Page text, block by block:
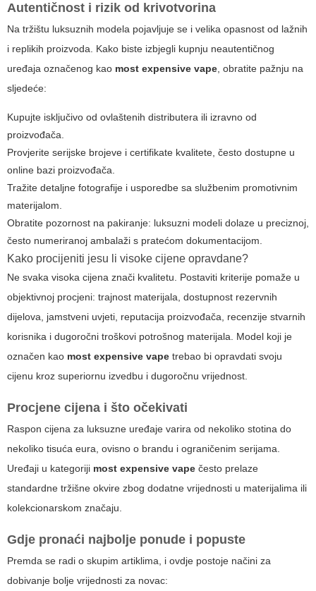
Autentičnost i rizik od krivotvorina
Na tržištu luksuznih modela pojavljuje se i velika opasnost od lažnih
i replikih proizvoda. Kako biste izbjegli kupnju neautentičnog
uređaja označenog kao most expensive vape, obratite pažnju na
sljedeće:
Kupujte isključivo od ovlaštenih distributera ili izravno od
proizvođača.
Provjerite serijske brojeve i certifikate kvalitete, često dostupne u
online bazi proizvođača.
Tražite detaljne fotografije i usporedbe sa službenim promotivnim
materijalom.
Obratite pozornost na pakiranje: luksuzni modeli dolaze u preciznoj,
često numeriranoj ambalaži s pratećom dokumentacijom.
Kako procijeniti jesu li visoke cijene opravdane?
Ne svaka visoka cijena znači kvalitetu. Postaviti kriterije pomaže u
objektivnoj procjeni: trajnost materijala, dostupnost rezervnih
dijelova, jamstveni uvjeti, reputacija proizvođača, recenzije stvarnih
korisnika i dugoročni troškovi potrošnog materijala. Model koji je
označen kao most expensive vape trebao bi opravdati svoju
cijenu kroz superiornu izvedbu i dugoročnu vrijednost.
Procjene cijena i što očekivati
Raspon cijena za luksuzne uređaje varira od nekoliko stotina do
nekoliko tisuća eura, ovisno o brandu i ograničenim serijama.
Uređaji u kategoriji most expensive vape često prelaze
standardne tržišne okvire zbog dodatne vrijednosti u materijalima ili
kolekcionarskom značaju.
Gdje pronaći najbolje ponude i popuste
Premda se radi o skupim artiklima, i ovdje postoje načini za
dobivanje bolje vrijednosti za novac: